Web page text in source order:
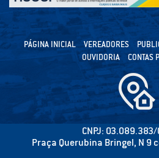
PÁGINA INICIAL VEREADORES
OUVIDORIA
CONTAS
CNPJ:
Praça Querubina Bringel, N 9